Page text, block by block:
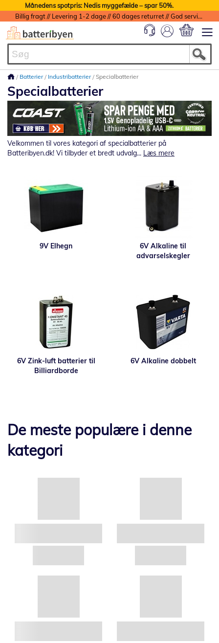
Månedens spotpris: Nedis myggefælde – spar 50%.
Billig fragt // Levering 1-2 dage // 60 dages returret // God service med garanti
Batterier Industribatterier Specialbatterier
Specialbatterier
Velkommen til vores kategori af specialbatterier på
Batteribyen.dk! Vi tilbyder et bredt udvalg... Læs mere
9V Elhegn
6V Alkaline til
advarselskegler
6V Zink-luft batterier til
Billiardborde
6V Alkaline dobbelt
De meste populære i denne
kategori